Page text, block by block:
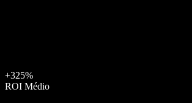
+325%
ROI Médio